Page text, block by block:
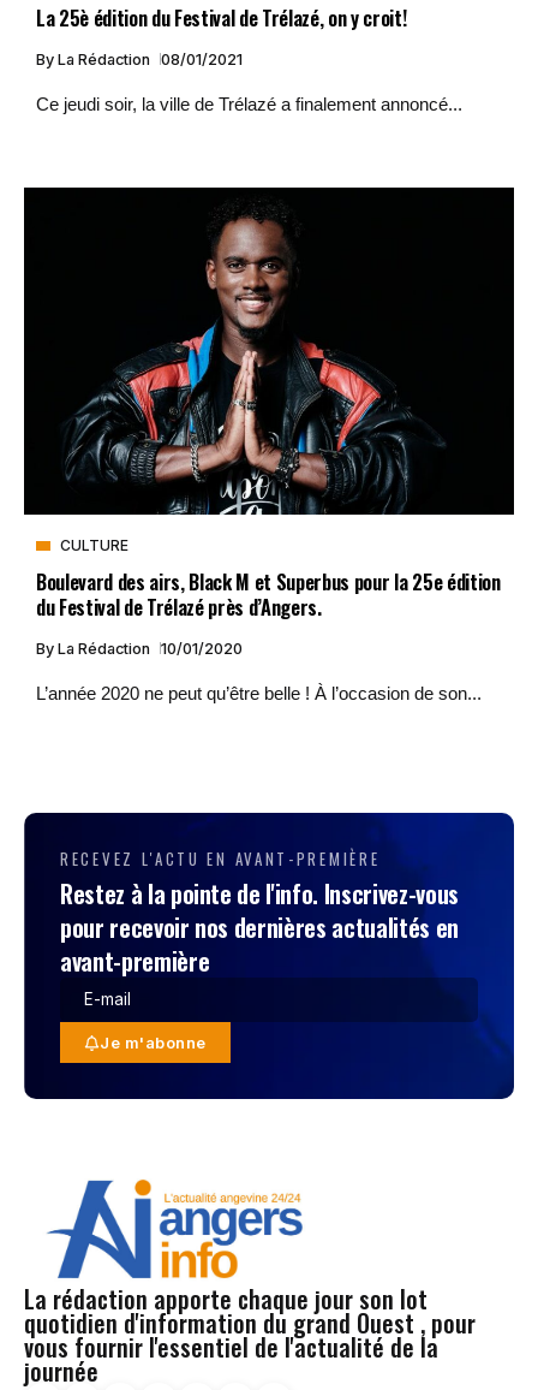
La 25è édition du Festival de Trélazé, on y croit!
By La Rédaction 08/01/2021
Ce jeudi soir, la ville de Trélazé a finalement annoncé...
CULTURE
Boulevard des airs, Black M et Superbus pour la 25e édition
du Festival de Trélazé près d’Angers.
By La Rédaction 10/01/2020
L’année 2020 ne peut qu’être belle ! À l’occasion de son...
RECEVEZ L'ACTU EN AVANT-PREMIÈRE
Restez à la pointe de l'info. Inscrivez-vous
pour recevoir nos dernières actualités en
avant-première
Je m'abonne
La rédaction apporte chaque jour son lot
quotidien d'information du grand Ouest , pour
vous fournir l'essentiel de l'actualité de la
journée